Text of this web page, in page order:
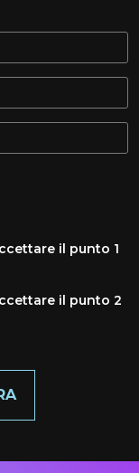
il punto 1
il punto 2